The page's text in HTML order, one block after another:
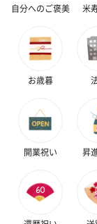
自分へのご褒美 米
お歳暮
開業祝い 昇